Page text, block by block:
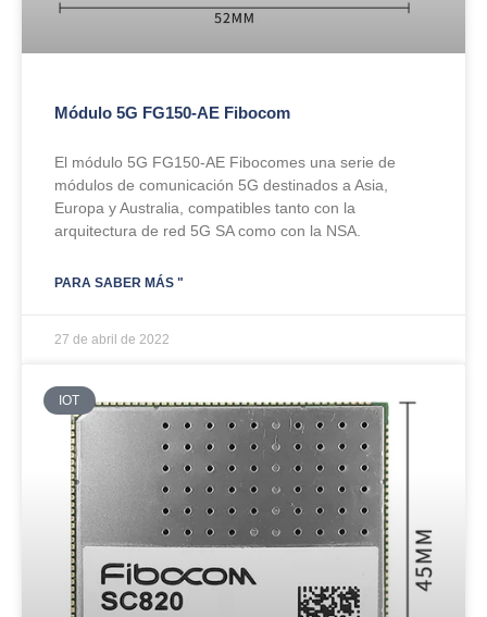
Módulo 5G FG150-AE Fibocom
El módulo 5G FG150-AE Fibocomes una serie de
módulos de comunicación 5G destinados a Asia,
Europa y Australia, compatibles tanto con la
arquitectura de red 5G SA como con la NSA.
PARA SABER MÁS "
27 de abril de 2022
IOT